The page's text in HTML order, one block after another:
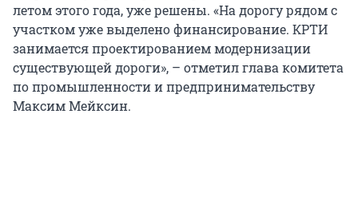
летом этого года, уже решены. «На дорогу рядом с
участком уже выделено финансирование. КРТИ
занимается проектированием модернизации
существующей дороги», – отметил глава комитета
по промышленности и предпринимательству
Максим Мейксин.